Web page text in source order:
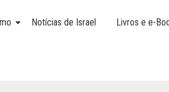
Notícias de Israel Livros e e-